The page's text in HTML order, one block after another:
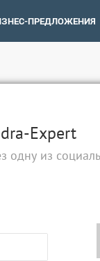
ПРЕДЛОЖЕНИЯ
Expert
из